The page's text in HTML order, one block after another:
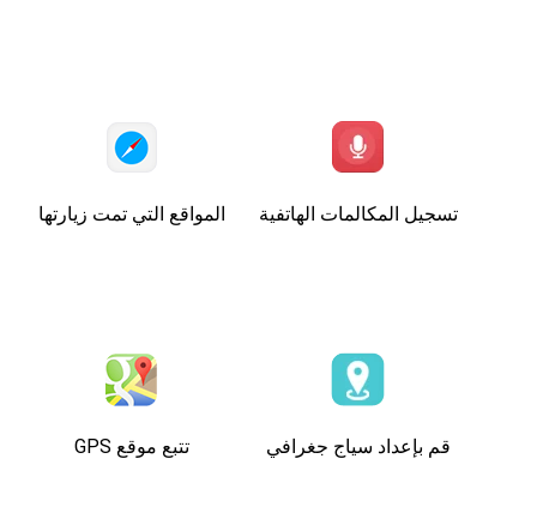
المواقع التي تمت زيارتها تسجيل المكالمات الهاتفية
تتبع موقع GPS قم بإعداد سياج جغرافي